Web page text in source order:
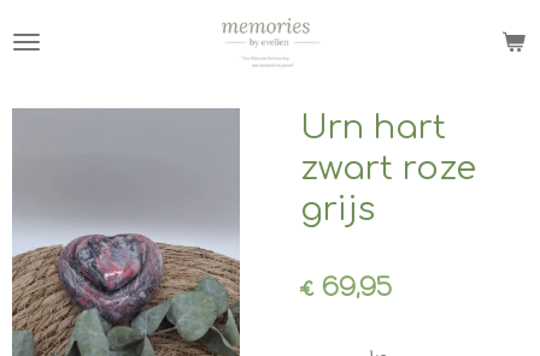
direct
de
Urn hart
zwart roze
grijs
€ 69,95